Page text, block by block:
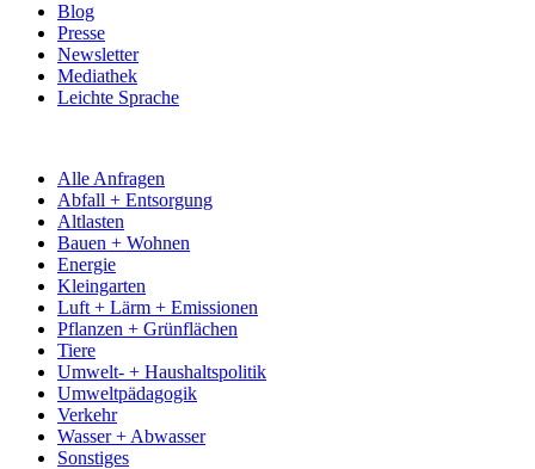
Blog
Presse
Newsletter
Mediathek
Leichte Sprache
Alle Anfragen
Abfall + Entsorgung
Altlasten
Bauen + Wohnen
Energie
Kleingarten
Luft + Lärm + Emissionen
Pflanzen + Grünflächen
Tiere
Umwelt- + Haushaltspolitik
Umweltpädagogik
Verkehr
Wasser + Abwasser
Sonstiges